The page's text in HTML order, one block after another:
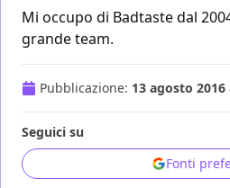
Mi occupo di Badtaste dal
grande team.
Pubblicazione: 13 agosto 2016
Seguici su
Fonti